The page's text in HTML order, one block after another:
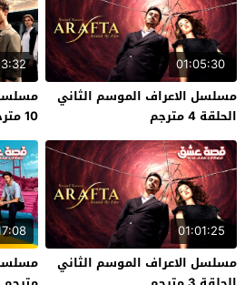
01:05:30
مسلسل الاعراف الموسم الثاني
الحلقة 4 مترجم
10 مترجم
01:01:25
مسلسل الاعراف الموسم الثاني